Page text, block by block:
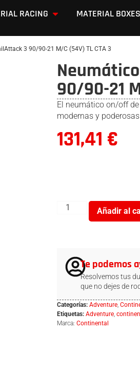
RACING MATERIAL BOXES
3 90/90-21 M/C (54V) TL CTA 3
90/90-21
El neumático on/off
modernas y
131,41 €
Añadir al
Te podemos
Resolvemos tus
que no dejes de
Categorías: Adventure,
Etiquetas: Adventure,
Marca: Continental